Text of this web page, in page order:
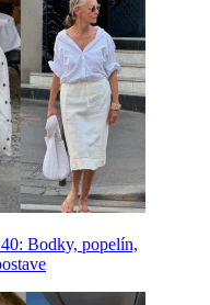
Bodky, popelín,